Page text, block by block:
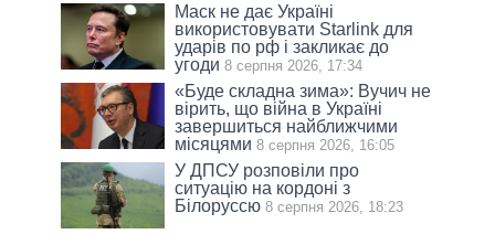
Маск не дає Україні
використовувати Starlink для
ударів по рф і закликає до
угоди 8 серпня 2026, 17:34
«Буде складна зима»: Вучич не
вірить, що війна в Україні
завершиться найближчими
місяцями 8 серпня 2026, 16:05
У ДПСУ розповіли про
ситуацію на кордоні з
Білоруссю 8 серпня 2026, 18:23